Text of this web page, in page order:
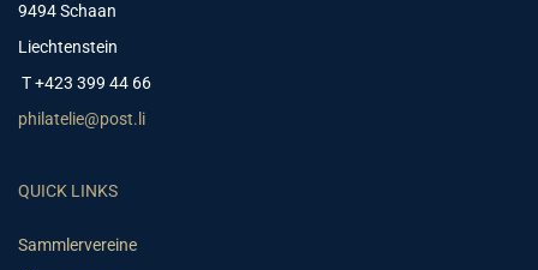
9494 Schaan
Liechtenstein
T +423 399 44 66
philatelie@post.li
QUICK LINKS
Sammlervereine